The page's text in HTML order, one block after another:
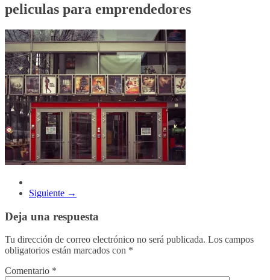
peliculas para emprendedores
Siguiente →
Deja una respuesta
Tu dirección de correo electrónico no será publicada. Los campos
obligatorios están marcados con *
Comentario *